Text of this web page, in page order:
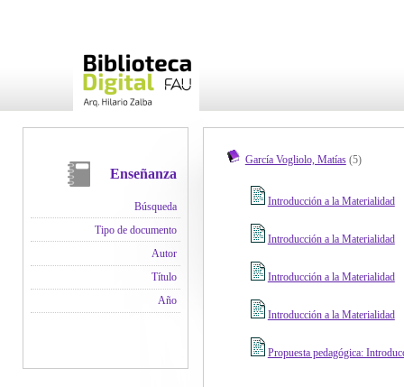
Enseñanza
Búsqueda
Tipo de documento
Autor
Título
Año
García Vogliolo, Matías(5)
Introducción a la Materialidad
Introducción a la Materialidad
Introducción a la Materialidad
Introducción a la Materialidad
Propuesta pedagógica: